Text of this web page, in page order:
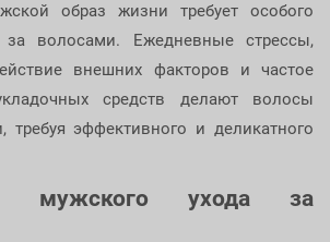
образ жизни требует особого
за волосами. Ежедневные стрессы,
внешних факторов и частое
средств делают волосы
требуя эффективного и деликатного
мужского ухода за